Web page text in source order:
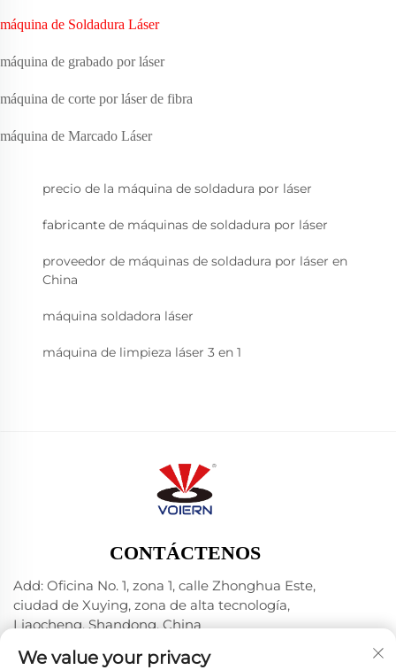
máquina de Soldadura Láser
máquina de grabado por láser
máquina de corte por láser de fibra
máquina de Marcado Láser
precio de la máquina de soldadura por láser
fabricante de máquinas de soldadura por láser
proveedor de máquinas de soldadura por láser en
China
máquina soldadora láser
máquina de limpieza láser 3 en 1
CONTÁCTENOS
Add: Oficina No. 1, zona 1, calle Zhonghua Este,
ciudad de Xuying, zona de alta tecnología,
Liaocheng, Shandong, China
Tel:+86-635 8512218
We value your privacy